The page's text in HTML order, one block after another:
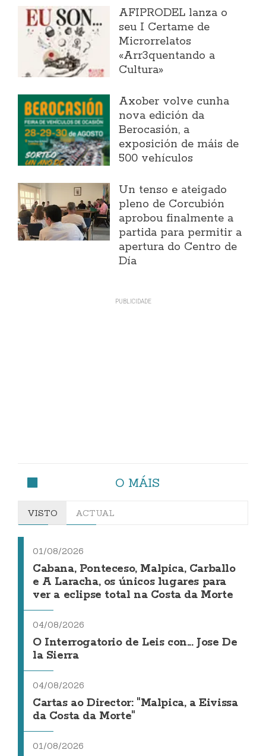
AFIPRODEL lanza o
seu I Certame de
Microrrelatos
«Arr3quentando a
Cultura»
Axober volve cunha
nova edición da
Berocasión, a
exposición de máis de
500 vehículos
Un tenso e ateigado
pleno de Corcubión
aprobou finalmente a
partida para permitir a
apertura do Centro de
Día
O MÁIS
VISTO ACTUAL
01/08/2026
Cabana, Ponteceso, Malpica, Carballo
e A Laracha, os únicos lugares para
ver a eclipse total na Costa da Morte
04/08/2026
O Interrogatorio de Leis con... Jose De
la Sierra
04/08/2026
Cartas ao Director: "Malpica, a Eivissa
da Costa da Morte"
01/08/2026